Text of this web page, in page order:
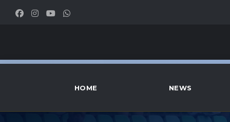
HOME NEWS